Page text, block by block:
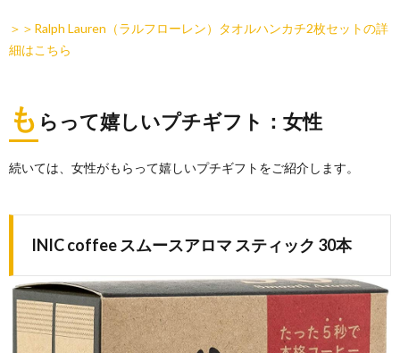
＞＞Ralph Lauren（ラルフローレン）タオルハンカチ2枚セットの詳
細はこちら
も らって嬉しいプチギフト：女性
続いては、女性がもらって嬉しいプチギフトをご紹介します。
INIC coffee スムースアロマ スティック 30本